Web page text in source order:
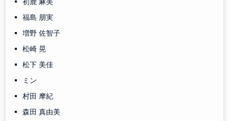
初鹿 麻美
福島 朋実
増野 佐智子
松崎 晃
松下 美佳
ミン
村田 摩紀
森田 真由美